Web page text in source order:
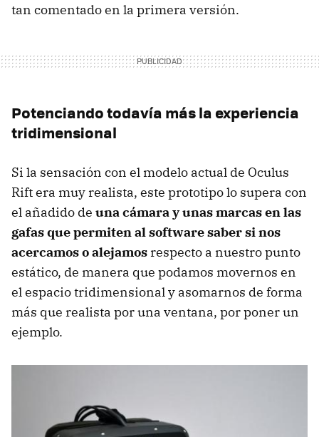
tan comentado en la primera versión.
Potenciando todavía más la experiencia
tridimensional
Si la sensación con el modelo actual de Oculus
Rift era muy realista, este prototipo lo supera con
el añadido de una cámara y unas marcas en las
gafas que permiten al software saber si nos
acercamos o alejamos respecto a nuestro punto
estático, de manera que podamos movernos en
el espacio tridimensional y asomarnos de forma
más que realista por una ventana, por poner un
ejemplo.